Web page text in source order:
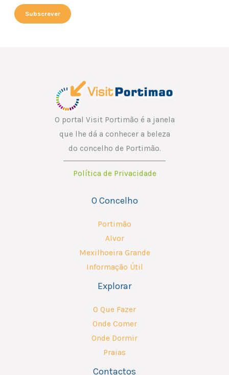
i
a
i
Subscrever
O portal Visit Portimão é a janela
que lhe dá a conhecer a beleza
do concelho de Portimão.
Política de Privacidade
O Concelho
Portimão
Alvor
Mexilhoeira Grande
Informação Útil
Explorar
O Que Fazer
Onde Comer
Onde Dormir
Praias
Contactos